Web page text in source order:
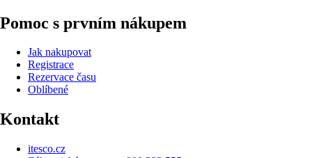
Pomoc s prvním nákupem
Jak nakupovat
Registrace
Rezervace času
Oblíbené
Kontakt
itesco.cz